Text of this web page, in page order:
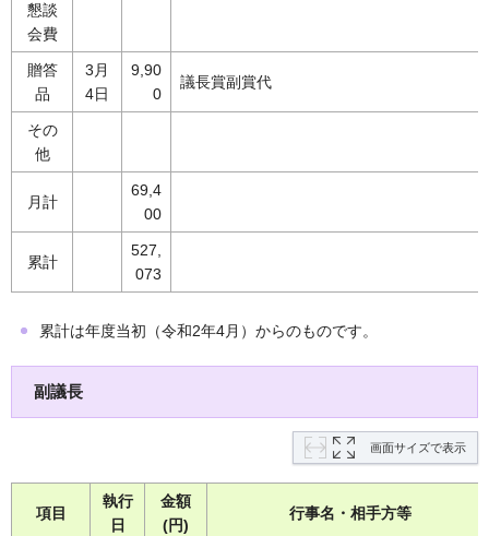
懇談
会費
贈答
品
3月
4日
9,90
0
議長賞副賞代
その
他
月計
69,4
00
累計
527,
073
累計は年度当初（令和2年4月）からのものです。
副議長
画面サイズで表示
項目
執行
日
金額
(円)
行事名・相手方等